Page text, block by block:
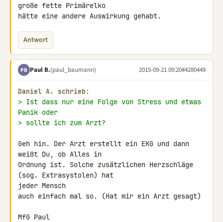
große fette Primärelko
hätte eine andere Auswirkung gehabt.
Antwort
PB Paul B.(paul_baumann) 2015-09-21 09:20#4280449
Daniel A. schrieb:
> Ist dass nur eine Folge von Stress und etwas
Panik oder
> sollte ich zum Arzt?
Geh hin. Der Arzt erstellt ein EKG und dann
weißt Du, ob Alles in
Ordnung ist. Solche zusätzlichen Herzschläge
(sog. Extrasystolen) hat
jeder Mensch
auch einfach mal so. (Hat mir ein Arzt gesagt)
MfG Paul